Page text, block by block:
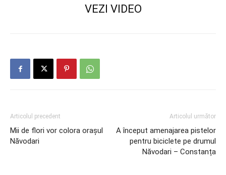
VEZI VIDEO
Articolul precedent
Mii de flori vor colora orașul
Năvodari
Articolul următor
A început amenajarea pistelor
pentru biciclete pe drumul
Năvodari – Constanța